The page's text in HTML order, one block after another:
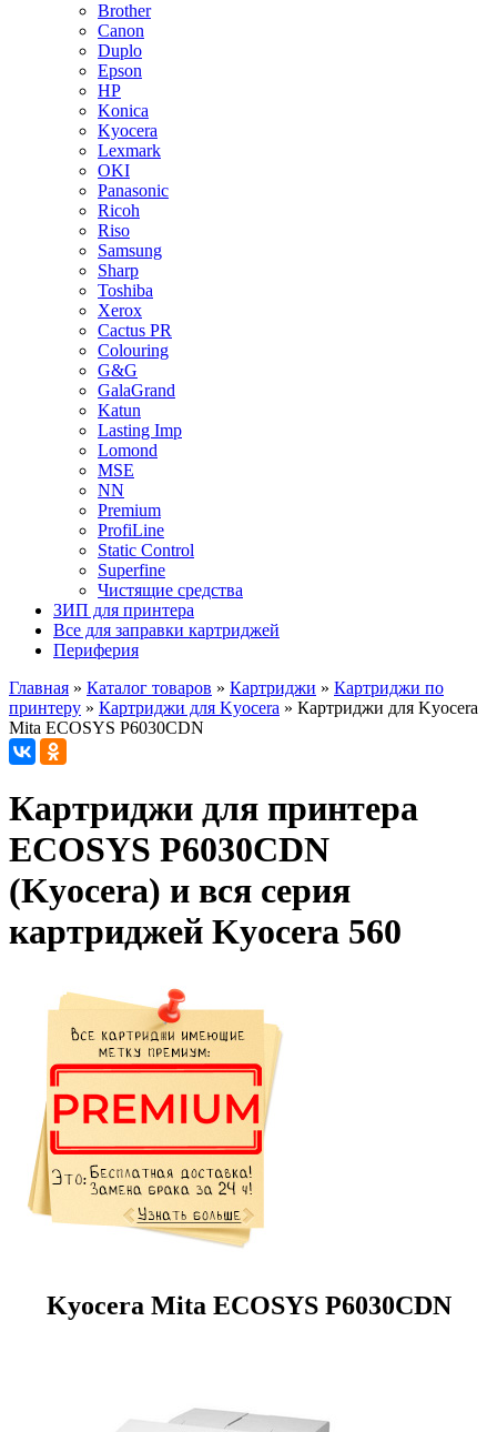
Brother
Canon
Duplo
Epson
HP
Konica
Kyocera
Lexmark
OKI
Panasonic
Ricoh
Riso
Samsung
Sharp
Toshiba
Xerox
Cactus PR
Colouring
G&G
GalaGrand
Katun
Lasting Imp
Lomond
MSE
NN
Premium
ProfiLine
Static Control
Superfine
Чистящие средства
ЗИП для принтера
Все для заправки картриджей
Периферия
Главная » Каталог товаров » Картриджи » Картриджи по
принтеру » Картриджи для Kyocera » Картриджи для Kyocera
Mita ECOSYS P6030CDN
Картриджи для принтера
ECOSYS P6030CDN
(Kyocera) и вся серия
картриджей Kyocera 560
Kyocera Mita ECOSYS P6030CDN